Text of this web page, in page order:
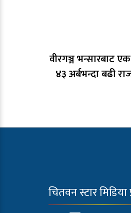
वीरगञ्ज भन्सारबाट
४३ अर्बभन्दा बढी
चितवन स्टार मिडिया